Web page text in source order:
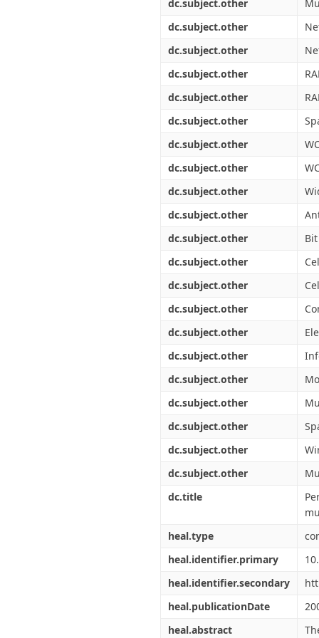
dc.subject.other
dc.subject.other
dc.subject.other
dc.subject.other
dc.subject.other
dc.subject.other
dc.subject.other
dc.subject.other
dc.subject.other
dc.subject.other
dc.subject.other
dc.subject.other
dc.subject.other
dc.subject.other
dc.subject.other
dc.subject.other
dc.subject.other
dc.subject.other
dc.subject.other
dc.subject.other
dc.subject.other
dc.title
heal.type
heal.identifier.primary
heal.identifier.secondary
heal.publicationDate
heal.abstract